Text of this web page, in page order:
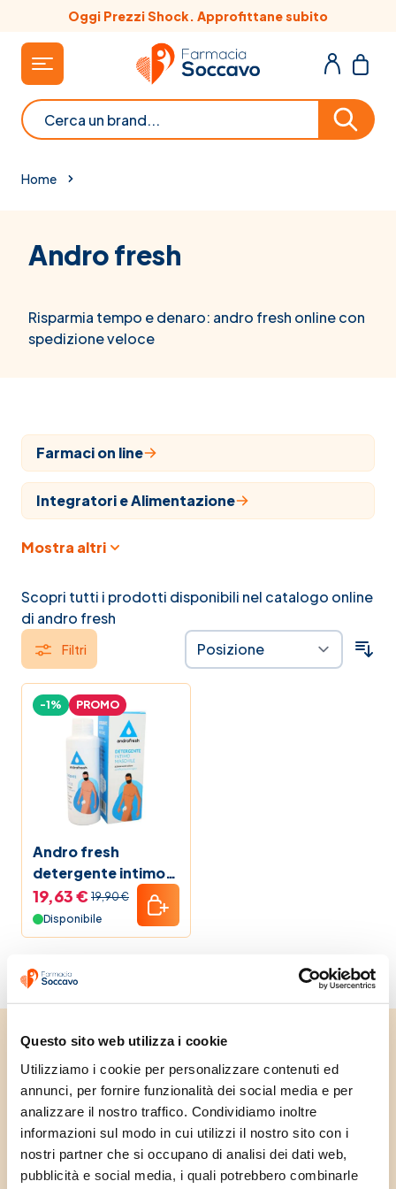
Questo sito web utilizza i cookie
Utilizziamo i cookie per personalizzare contenuti ed
annunci, per fornire funzionalità dei social media e per
analizzare il nostro traffico. Condividiamo inoltre
informazioni sul modo in cui utilizzi il nostro sito con i
nostri partner che si occupano di analisi dei dati web,
pubblicità e social media, i quali potrebbero combinarle
Salta al contenutoOggi Prezzi Shock. Approfittane subito
Cerca
Home
Andro fresh
Risparmia tempo e denaro: andro fresh online con
spedizione veloce
Farmaci on line
Integratori e Alimentazione
Cosmesi
Articoli sanitari
Veterinaria
Farmaci
Veterinari
Naturopatia
Promozioni
Vitamina C
La nostra linea
Guide alla salute
Black Friday 2025 Farmacia Soccavo
Pet bestseller
Mostra altri
Scopri tutti i prodotti disponibili nel catalogo online
di andro fresh
Filtri
Andro fresh
detergente intimo
lenitivo
antibatterico
maschile 250 ml
-1% PROMO
19,63 € 19,90 €
Disponibile
Unisciti alla community e
ricevi subito uno
sconto di benvenuto
Iscriviti alla nostra newsletter e ricevi subito